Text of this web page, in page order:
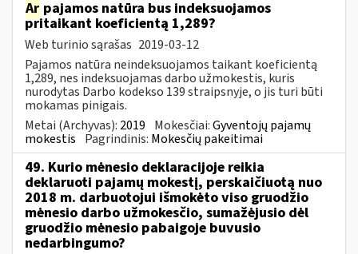
Ar pajamos natūra bus indeksuojamos
pritaikant koeficientą 1,289?
Web turinio sąrašas 2019-03-12
Pajamos natūra neindeksuojamos taikant koeficientą
1,289, nes indeksuojamas darbo užmokestis, kuris
nurodytas Darbo kodekso 139 straipsnyje, o jis turi būti
mokamas pinigais.
Metai (Archyvas): 2019 Mokesčiai:Gyventojų pajamų
mokestis Pagrindinis: Mokesčių pakeitimai
49. Kurio mėnesio deklaracijoje reikia
deklaruoti pajamų mokestį, perskaičiuotą nuo
2018 m. darbuotojui išmokėto viso gruodžio
mėnesio darbo užmokesčio, sumažėjusio dėl
gruodžio mėnesio pabaigoje buvusio
nedarbingumo?